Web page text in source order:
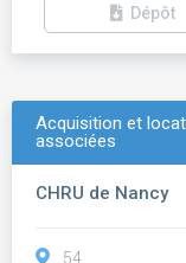
Dépôt
Acquisition et
associées
CHRU de Nancy
54